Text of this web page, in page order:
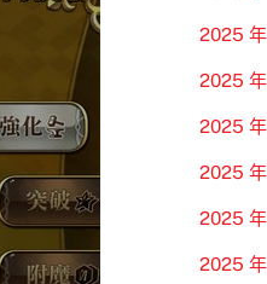
2025
2025
2025
2025
2025
2025 年